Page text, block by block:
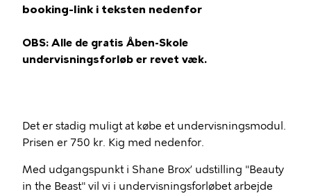
booking-link i teksten nedenfor
OBS: Alle de gratis Åben-Skole
undervisningsforløb er revet væk.
Det er stadig muligt at købe et undervisningsmodul.
Prisen er 750 kr. Kig med nedenfor.
Med udgangspunkt i Shane Brox’ udstilling "Beauty
in the Beast" vil vi i undervisningsforløbet arbejde